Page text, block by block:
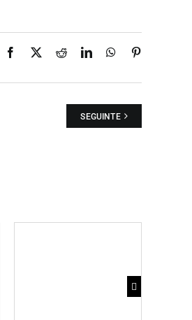
Facebook
X RedditLinkedInWhatsApp
SEGUINTE